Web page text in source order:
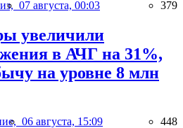
07 августа, 00:03 379
увеличили
в АЧГ на 31%,
на уровне 8 млн
06 августа, 15:09 448